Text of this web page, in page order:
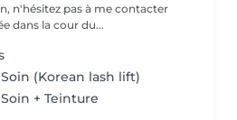
n'hésitez pas à me contacter
dans la cour du...
(Korean lash lift)
+ Teinture